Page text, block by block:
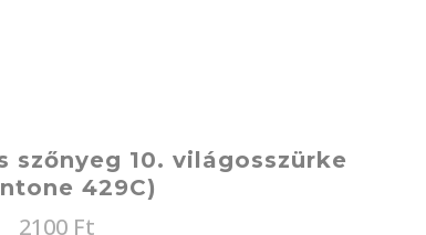
szőnyeg 10. világosszürke
429C)
2100 Ft